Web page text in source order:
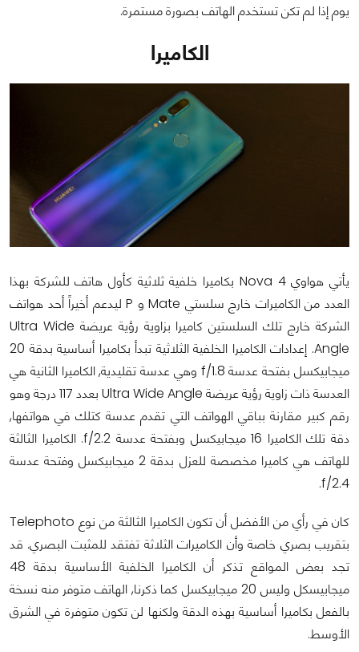
يوم إذا لم تكن تستخدم الهاتف بصورة مستمرة.
الكاميرا
يأتي هواوي Nova 4 بكاميرا خلفية ثلاثية كأول هاتف للشركة بهذا
العدد من الكاميرات خارج سلستي Mate و P ليدعم أخيراً أحد هواتف
الشركة خارج تلك السلستين كاميرا بزاوية رؤية عريضة Ultra Wide
Angle. إعدادات الكاميرا الخلفية الثلاثية تبدأ بكاميرا أساسية بدقة 20
ميجابيكسل بفتحة عدسة f/1.8 وهي عدسة تقليدية, الكاميرا الثانية هي
العدسة ذات زاوية رؤية عريضة Ultra Wide Angle بعدد 117 درجة وهو
رقم كبير مقارنة بباقي الهواتف التي تقدم عدسة كتلك في هواتفها,
دقة تلك الكاميرا 16 ميجابيكسل وبفتحة عدسة f/2.2. الكاميرا الثالثة
للهاتف هي كاميرا مخصصة للعزل بدقة 2 ميجابيكسل وفتحة عدسة
f/2.4.
كان في رأي من الأفضل أن تكون الكاميرا الثالثة من نوع Telephoto
بتقريب بصري خاصة وأن الكاميرات الثلاثة تفتقد للمثبت البصري. قد
تجد بعض المواقع تذكر أن الكاميرا الخلفية الأساسية بدقة 48
ميجابيسكل وليس 20 ميجابيكسل كما ذكرنا, الهاتف متوفر منه نسخة
بالفعل بكاميرا أساسية بهذه الدقة ولكنها لن تكون متوفرة في الشرق
الأوسط.